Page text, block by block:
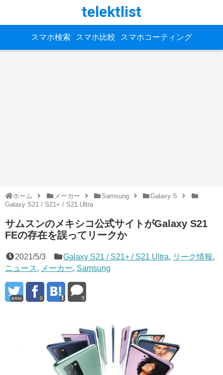
telektlist
スマホ検索 スマホ比較 スマホコーティング
ホーム メーカー Samsung
Galaxy S
Galaxy S21 / S21+ / S21 Ultra
サムスンのメキシコ公式サイトがGalaxy S21
FEの存在を誤ってリークか
2021/5/3 Galaxy S21 / S21+ / S21 Ultra, リーク情報,
ニュース, メーカー, Samsung
error 0 5